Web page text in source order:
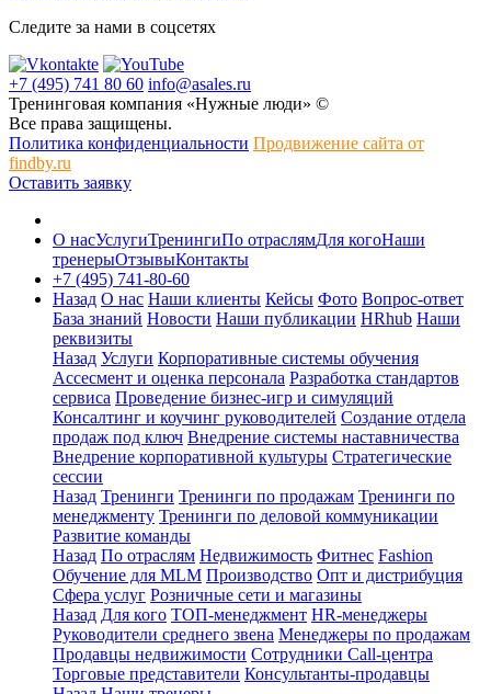
Следите за нами в соцсетях
+7 (495) 741 80 60 info@asales.ru
Тренинговая компания «Нужные люди» ©
Все права защищены.
Политика конфиденциальности Продвижение сайта от
findby.ru
Оставить заявку
О насУслугиТренингиПо отраслямДля когоНаши
тренерыОтзывыКонтакты
+7 (495) 741-80-60
Назад О нас Наши клиенты Кейсы Фото Вопрос-ответ
База знаний Новости Наши публикации HRhub Наши
реквизиты
Назад Услуги Корпоративные системы обучения
Ассесмент и оценка персонала Разработка стандартов
сервиса Проведение бизнес-игр и симуляций
Консалтинг и коучинг руководителей Создание отдела
продаж под ключ Внедрение системы наставничества
Внедрение корпоративной культуры Стратегические
сессии
Назад Тренинги Тренинги по продажам Тренинги по
менеджменту Тренинги по деловой коммуникации
Развитие команды
Назад По отраслям Недвижимость Фитнес Fashion
Обучение для MLM Производство Опт и дистрибуция
Сфера услуг Розничные сети и магазины
Назад Для кого ТОП-менеджмент HR-менеджеры
Руководители среднего звена Менеджеры по продажам
Продавцы недвижимости Сотрудники Call-центра
Торговые представители Консультанты-продавцы